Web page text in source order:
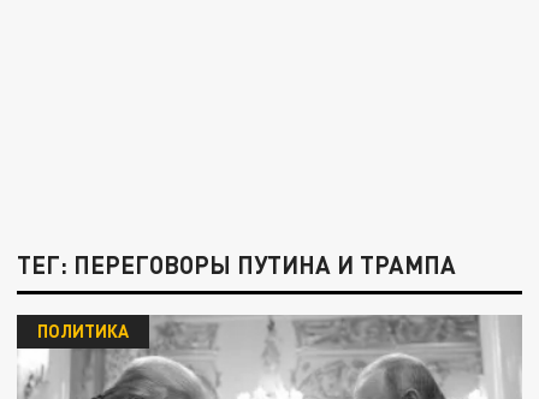
ТЕГ: ПЕРЕГОВОРЫ ПУТИНА И ТРАМПА
ПОЛИТИКА